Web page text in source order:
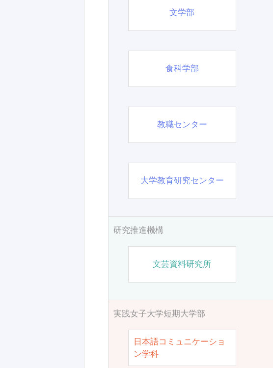
文学部
食科学部
教職センター
大学教育研究センター
研究推進機構
文芸資料研究所
実践女子大学短期大学部
日本語コミュニケーショ
ン学科